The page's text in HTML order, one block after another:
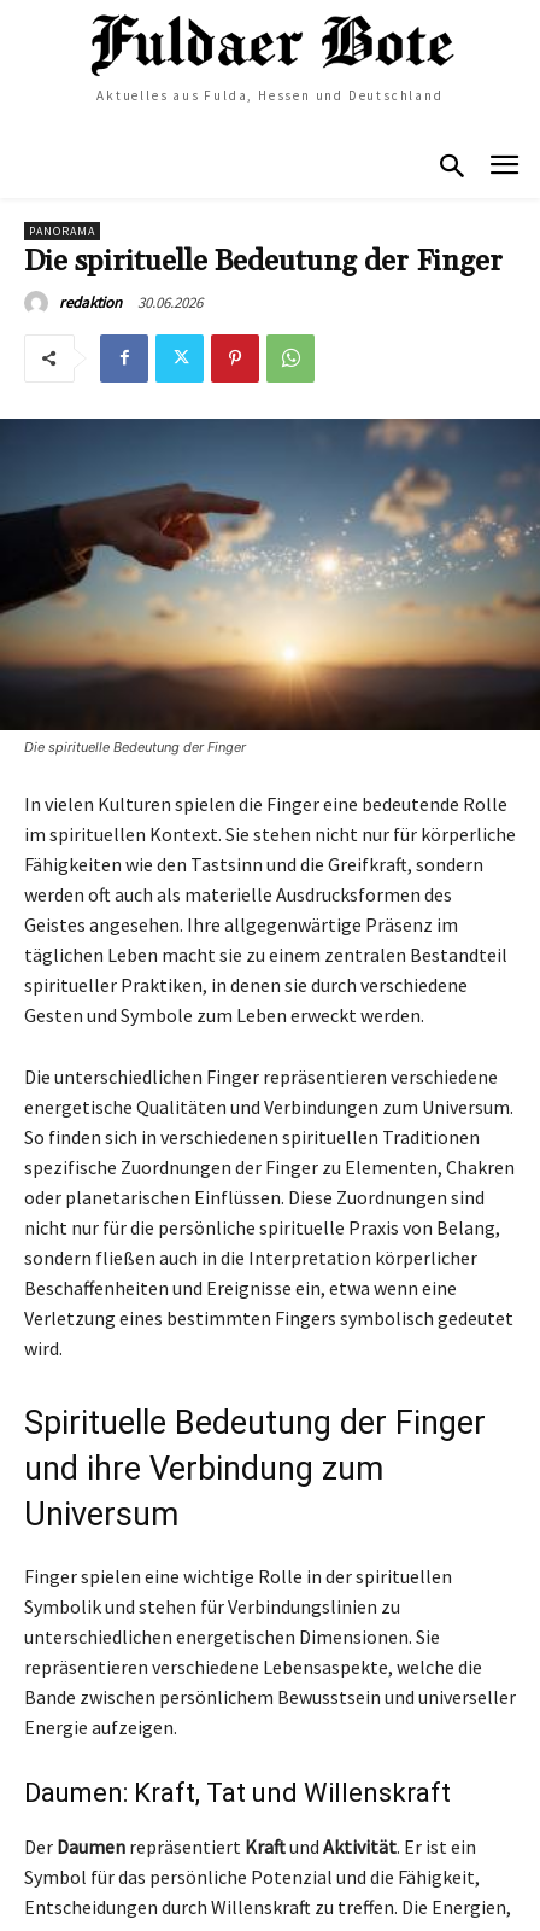
Aktuelles aus Fulda, Hessen und Deutschland
PANORAMA
Die spirituelle Bedeutung der Finger
redaktion 30.06.2026
Die spirituelle Bedeutung der Finger
In vielen Kulturen spielen die Finger eine bedeutende Rolle
im spirituellen Kontext. Sie stehen nicht nur für körperliche
Fähigkeiten wie den Tastsinn und die Greifkraft, sondern
werden oft auch als materielle Ausdrucksformen des
Geistes angesehen. Ihre allgegenwärtige Präsenz im
täglichen Leben macht sie zu einem zentralen Bestandteil
spiritueller Praktiken, in denen sie durch verschiedene
Gesten und Symbole zum Leben erweckt werden.
Die unterschiedlichen Finger repräsentieren verschiedene
energetische Qualitäten und Verbindungen zum Universum.
So finden sich in verschiedenen spirituellen Traditionen
spezifische Zuordnungen der Finger zu Elementen, Chakren
oder planetarischen Einflüssen. Diese Zuordnungen sind
nicht nur für die persönliche spirituelle Praxis von Belang,
sondern fließen auch in die Interpretation körperlicher
Beschaffenheiten und Ereignisse ein, etwa wenn eine
Verletzung eines bestimmten Fingers symbolisch gedeutet
wird.
Spirituelle Bedeutung der Finger
und ihre Verbindung zum
Universum
Finger spielen eine wichtige Rolle in der spirituellen
Symbolik und stehen für Verbindungslinien zu
unterschiedlichen energetischen Dimensionen. Sie
repräsentieren verschiedene Lebensaspekte, welche die
Bande zwischen persönlichem Bewusstsein und universeller
Energie aufzeigen.
Daumen: Kraft, Tat und Willenskraft
Der Daumen repräsentiert Kraftund Aktivität. Er ist ein
Symbol für das persönliche Potenzial und die Fähigkeit,
Entscheidungen durch Willenskraft zu treffen. Die Energien,